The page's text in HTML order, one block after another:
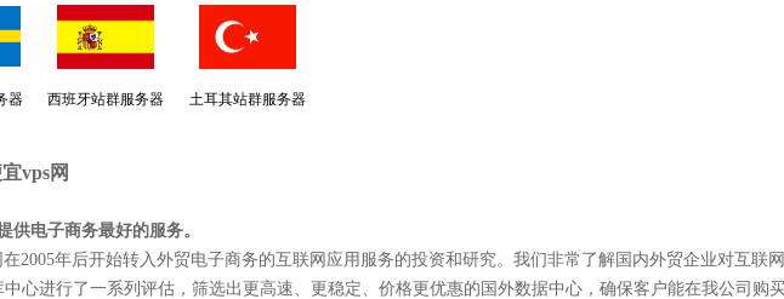
器 西班牙站群服务器 土耳其站群服务器
vps网
供电子商务最好的服务。
年后开始转入外贸电子商务的互联网应用服务的投资和研究。我们非常了解国内外贸企业对互联
中心进行了一系列评估，筛选出更高速、更稳定、价格更优惠的国外数据中心，确保客户能在我公司购